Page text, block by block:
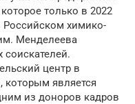
только в 2022
Российском химико-
Менделеева
соискателей.
центр в
которым является
из доноров кадров